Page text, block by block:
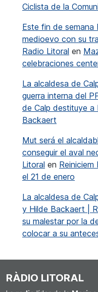
Ciclista de la
Este fin de semana
medioevo con su
Radio Litoral en
celebraciones
La alcaldesa de
guerra interna del
de Calp destituye a
Backaert
Mut será el
conseguir el aval
Litoral en Reiniciem
el 21 de enero
La alcaldesa de
y Hilde Backaert |
su malestar por la
colocar a su
RÀDIO LITORAL